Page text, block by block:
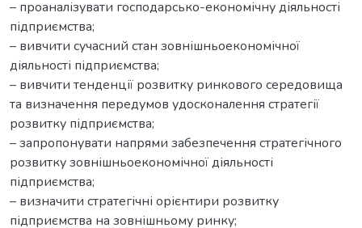
– проаналізувати господарсько-економічну діяльності
підприємства;
– вивчити сучасний стан зовнішньоекономічної
діяльності підприємства;
– вивчити тенденції розвитку ринкового середовища
та визначення передумов удосконалення стратегії
розвитку підприємства;
– запропонувати напрями забезпечення стратегічного
розвитку зовнішньоекономічної діяльності
підприємства;
– визначити стратегічні орієнтири розвитку
підприємства на зовнішньому ринку;